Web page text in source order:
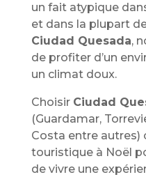
un fait atypique
et dans la plupart
Ciudad Quesada,
de profiter d’un
un climat doux.
Choisir Ciudad
(Guardamar,
Costa entre
touristique à Noël
de vivre une